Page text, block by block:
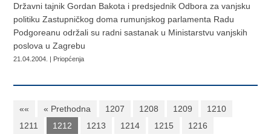
Državni tajnik Gordan Bakota i predsjednik Odbora za vanjsku
politiku Zastupničkog doma rumunjskog parlamenta Radu
Podgoreanu održali su radni sastanak u Ministarstvu vanjskih
poslova u Zagrebu
21.04.2004. | Priopćenja
«« « Prethodna 1207 1208 1209
1210
1211
1212 1213 1214 1215
1216